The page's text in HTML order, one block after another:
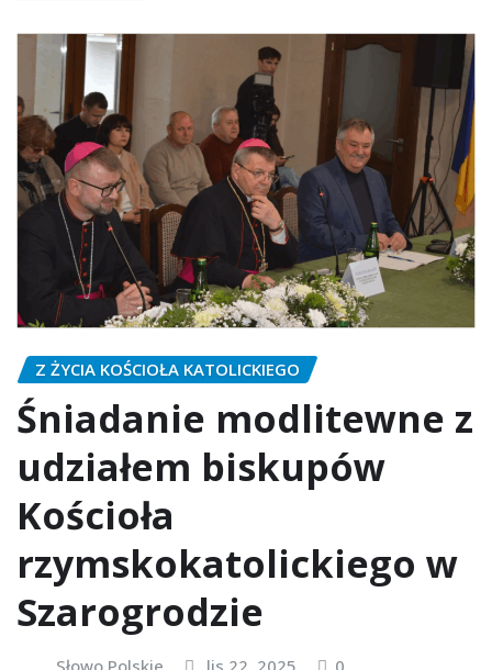
Z ŻYCIA KOŚCIOŁA KATOLICKIEGO
Śniadanie modlitewne z
udziałem biskupów
Kościoła
rzymskokatolickiego w
Szarogrodzie
Słowo Polskie lis 22, 2025 0